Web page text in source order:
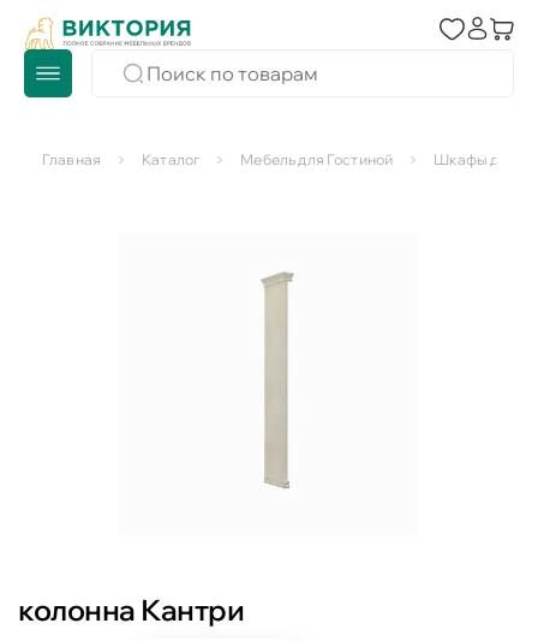
Главная Каталог Мебель для Гостиной Шкафы для
колонна Кантри